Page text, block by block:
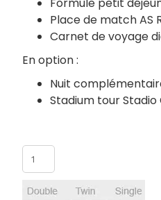
Place de match AS
Carnet de voyage
En option :
Nuit
Stadium tour Stadio